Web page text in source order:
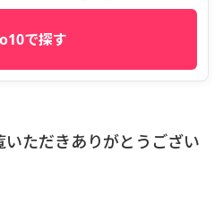
で探す
ただきありがとうござい